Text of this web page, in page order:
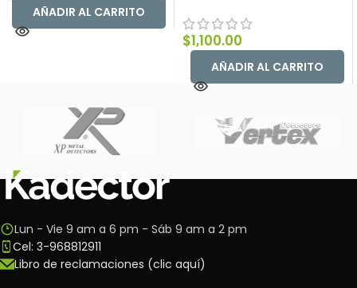
AÑADIR AL CARRITO
$1,100.00
AÑADIR AL CARRITO
Lun - Vie 9 am a 6 pm - Sáb 9 am a 2 pm
Cel: 3-968812911
Libro de reclamaciones (clic aquí)